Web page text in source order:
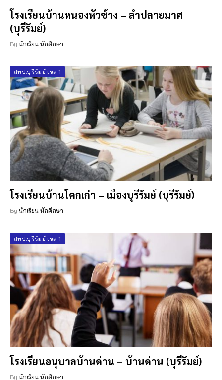
โรงเรียนบ้านหนองหัวช้าง – ลำปลายมาศ
(บุรีรัมย์)
By นักเรียน นักศึกษา
สพป.บุรีรัมย์ เขต 1
โรงเรียนบ้านโคกเก่า – เมืองบุรีรัมย์ (บุรีรัมย์)
By นักเรียน นักศึกษา
สพป.บุรีรัมย์ เขต 1
โรงเรียนอนุบาลบ้านด่าน – บ้านด่าน (บุรีรัมย์)
By นักเรียน นักศึกษา